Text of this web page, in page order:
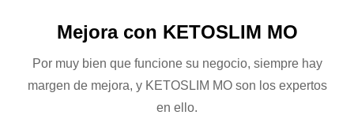
Mejora con KETOSLIM MO
Por muy bien que funcione su negocio, siempre hay
margen de mejora, y KETOSLIM MO son los expertos
en ello.